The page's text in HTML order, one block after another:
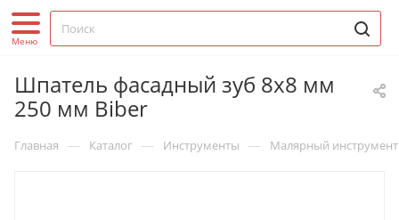
Шпатель фасадный зуб 8х8 мм
250 мм Biber
Главная — Каталог — Инструменты — Малярный инструмент